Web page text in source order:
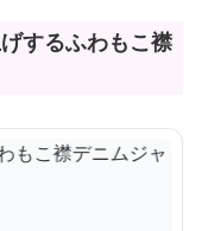
するふわもこ襟